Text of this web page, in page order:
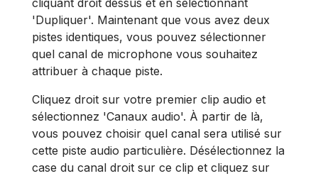
'Dupliquer'. Maintenant que vous avez deux
pistes identiques, vous pouvez sélectionner
quel canal de microphone vous souhaitez
attribuer à chaque piste.
Cliquez droit sur votre premier clip audio et
sélectionnez 'Canaux audio'. À partir de là,
vous pouvez choisir quel canal sera utilisé sur
cette piste audio particulière. Désélectionnez la
case du canal droit sur ce clip et cliquez sur